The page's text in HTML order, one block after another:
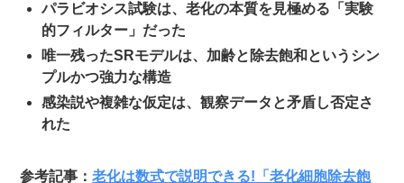
パラビオシス試験は、老化の本質を見極める「実験
的フィルター」だった
唯一残ったSRモデルは、加齢と除去飽和というシン
プルかつ強力な構造
感染説や複雑な仮定は、観察データと矛盾し否定さ
れた
参考記事：老化は数式で説明できる!「老化細胞除去飽